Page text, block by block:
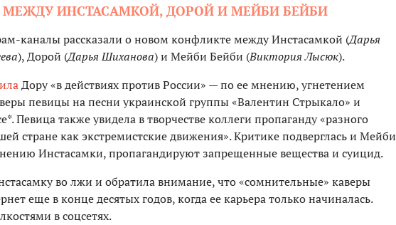
ИНСТАСАМКОЙ, ДОРОЙ И МЕЙБИ БЕЙБИ
каналы рассказали о новом конфликте между Инстасамкой (Дарья
), Дорой (Дарья Шиханова) и Мейби Бейби (Виктория Лысюк).
Дору «в действиях против России» — по ее мнению, угнетением
певицы на песни украинской группы «Валентин Стрыкало» и
Певица также увидела в творчестве коллеги пропаганду «разного
стране как экстремистские движения». Критике подверглась и Мейби
Инстасамки, пропагандируют запрещенные вещества и суицид.
во лжи и обратила внимание, что «сомнительные» каверы
еще в конце десятых годов, когда ее карьера только начиналась.
в соцсетях.